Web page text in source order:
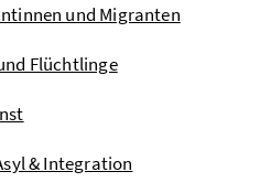
und Migranten
Flüchtlinge
& Integration